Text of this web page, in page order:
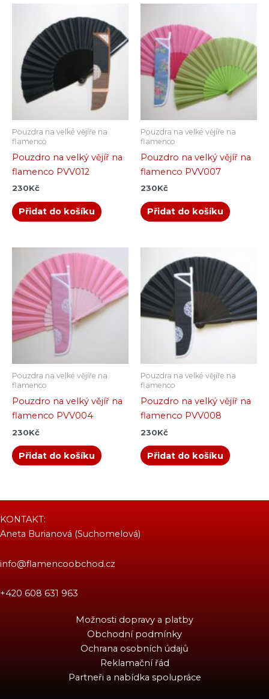
Pouzdra na velké vějíře na
flamenco
Pouzdro na velký vějíř na
flamenco PVV012
230Kč
Přidat do košíku
Pouzdra na velké vějíře na
flamenco
Pouzdro na velký vějíř na
flamenco PVV007
230Kč
Přidat do košíku
Pouzdra na velké vějíře na
flamenco
Pouzdro na velký vějíř na
flamenco PVV004
230Kč
Přidat do košíku
Pouzdra na velké vějíře na
flamenco
Pouzdro na velký vějíř na
flamenco PVV008
230Kč
Přidat do košíku
KONTAKT:
Aneta Burianová (Suchomelová)
info@flamencoobchod.cz
+420 608 631 963
Možnosti dopravy a platby
Obchodní podmínky
Ochrana osobních údajů
Reklamační řád
Partneři a nabídka spolupráce